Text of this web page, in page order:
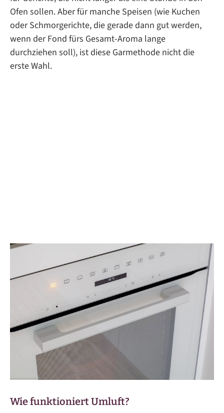
Ofen sollen. Aber für manche Speisen (wie Kuchen
oder Schmorgerichte, die gerade dann gut werden,
wenn der Fond fürs Gesamt-Aroma lange
durchziehen soll), ist diese Garmethode nicht die
erste Wahl.
Wie funktioniert Umluft?